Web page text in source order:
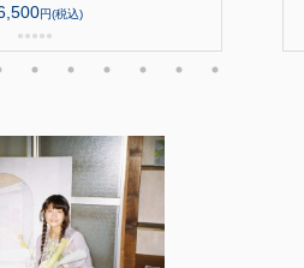
円(税込)
●●●●●